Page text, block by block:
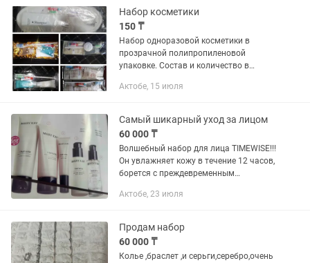
Набор косметики
150 ₸
Набор одноразовой косметики в
прозрачной полипропиленовой
упаковке. Состав и количество в
индивидуально
Актобе, 15 июля
Самый шикарный уход за лицом
60 000 ₸
Волшебный набор для лица TIMEWISE!!!
Он увлажняет кожу в течение 12 часов,
борется с преждевременным
пигментациями!! С SPF30.
Актобе, 23 июля
Продам набор
60 000 ₸
Колье ,браслет ,и серьги,серебро,очень